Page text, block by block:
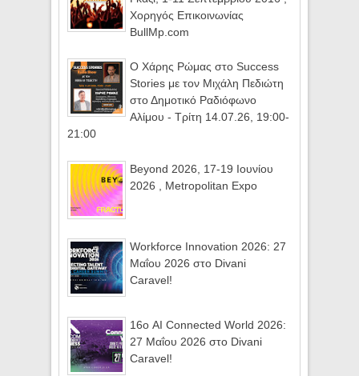
Χορηγός Επικοινωνίας
BullMp.com
Ο Χάρης Ρώμας στο Success
Stories με τον Μιχάλη Πεδιώτη
στο Δημοτικό Ραδιόφωνο
Αλίμου - Τρίτη 14.07.26, 19:00-
21:00
Beyond 2026, 17-19 Ιουνίου
2026 , Metropolitan Expo
Workforce Innovation 2026: 27
Μαΐου 2026 στο Divani
Caravel!
16ο AI Connected World 2026:
27 Μαΐου 2026 στο Divani
Caravel!